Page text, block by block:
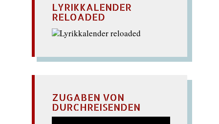
LYRIKKALENDER
RELOADED
ZUGABEN VON
DURCHREISENDEN